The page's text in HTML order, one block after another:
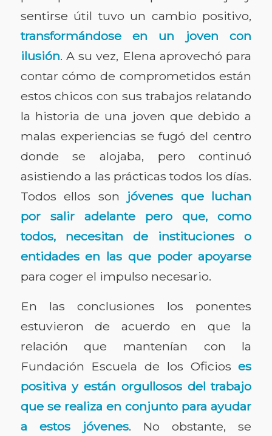
sentirse útil tuvo un cambio positivo,
transformándose en un joven con
ilusión. A su vez, Elena aprovechó para
contar cómo de comprometidos están
estos chicos con sus trabajos relatando
la historia de una joven que debido a
malas experiencias se fugó del centro
donde se alojaba, pero continuó
asistiendo a las prácticas todos los días.
Todos ellos son jóvenes que luchan
por salir adelante pero que, como
todos, necesitan de instituciones o
entidades en las que poder apoyarse
para coger el impulso necesario.
En las conclusiones los ponentes
estuvieron de acuerdo en que la
relación que mantenían con la
Fundación Escuela de los Oficioses
positiva y están orgullosos del trabajo
que se realiza en conjunto para ayudar
a estos jóvenes. No obstante, se